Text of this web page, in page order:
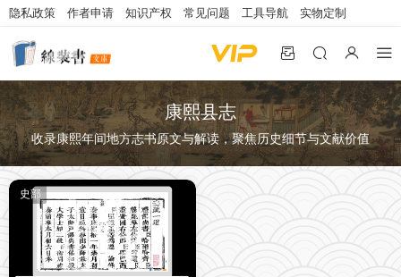
隐私政策 作者申请 知识产权 常见问题 工具导航 实物定制
康熙县志
收录康熙年间地方志书原文与解读，聚焦历史细节与文献价值
史部